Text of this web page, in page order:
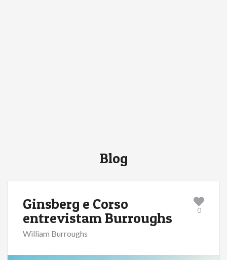
Blog
Ginsberg e Corso
entrevistam Burroughs
0
William Burroughs